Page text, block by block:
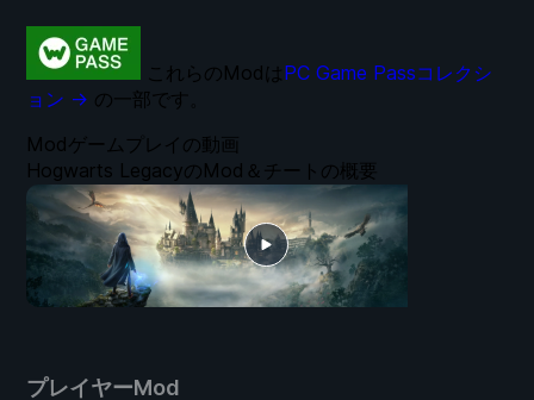
プレイヤーMod
Modゲームプレイの動画
Hogwarts LegacyのMod＆チートの概要
これらのModは PC Game Passコレクシ
ョン → の一部です。